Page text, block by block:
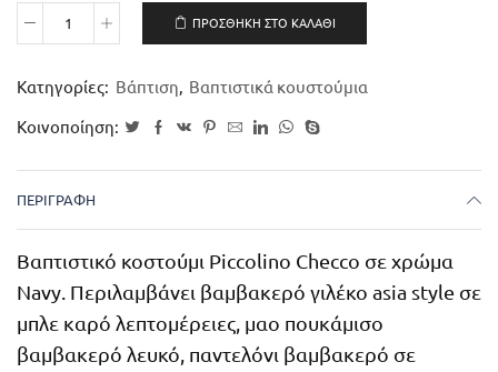
ΠΡΟΣΘΉΚΗ ΣΤΟ ΚΑΛΆΘΙ
Κατηγορίες: Βάπτιση, Βαπτιστικά κουστούμια
Κοινοποίηση:
ΠΕΡΙΓΡΑΦΉ
Βαπτιστικό κοστούμι Piccolino Checco σε χρώμα
Navy. Περιλαμβάνει βαμβακερό γιλέκο asia style σε
μπλε καρό λεπτομέρειες, μαο πουκάμισο
βαμβακερό λευκό, παντελόνι βαμβακερό σε